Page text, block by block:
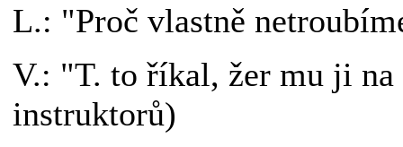
L.: "Proč vlastně
V.: "T. to říkal, žer mu ji
instruktorů)